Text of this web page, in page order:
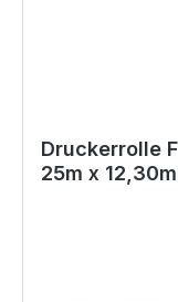
Druckerrolle
25m x